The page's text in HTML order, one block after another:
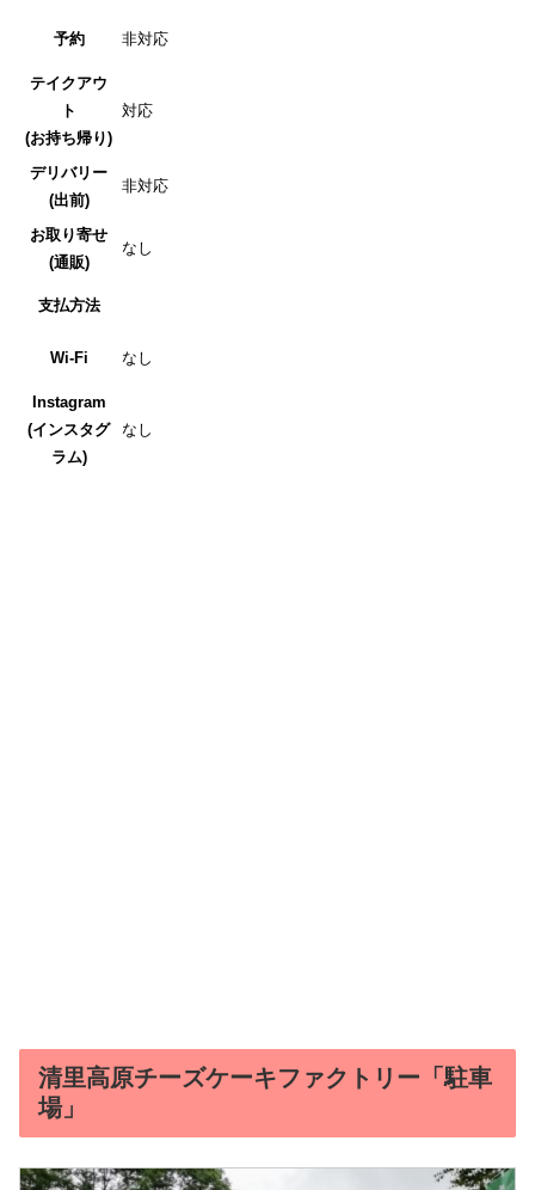
予約 非対応
テイクアウ
ト
(お持ち帰り)
対応
デリバリー
(出前)
非対応
お取り寄せ
(通販)
なし
支払方法
Wi-Fi なし
Instagram
(インスタグ
ラム)
なし
清里高原チーズケーキファクトリー「駐車
場」